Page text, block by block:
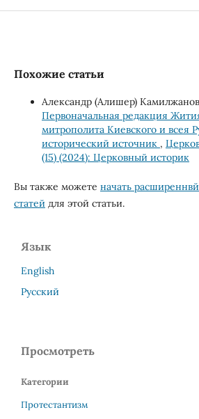
Похожие статьи
Александр (Алишер)
Первоначальная редакция
митрополита Киевского и всея
исторический источник ,
(15) (2024): Церковный историк
Вы также можете начать
статей для этой статьи.
Язык
English
Русский
Просмотреть
Категории
Протестантизм